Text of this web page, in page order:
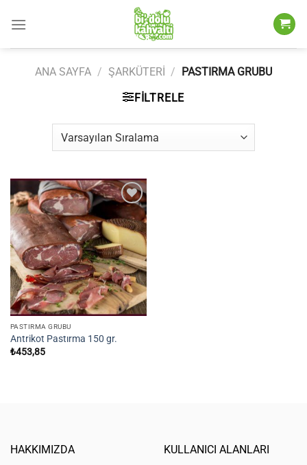
atla
ANA SAYFA / ŞARKÜTERI / PASTIRMA GRUBU
FILTRELE
wishlist
PASTIRMA GRUBU
Antrikot Pastırma 150 gr.
₺453,85
HAKKIMIZDA KULLANICI ALANLARI